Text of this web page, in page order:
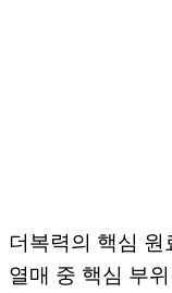
더복력의 핵심
열매 중 핵심 부